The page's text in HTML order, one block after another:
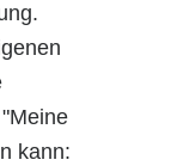
kann: